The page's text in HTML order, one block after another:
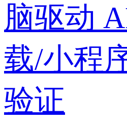
脑驱动
载/小程
验证